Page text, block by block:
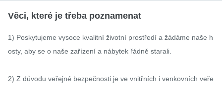
Věci, které je třeba poznamenat
1) Poskytujeme vysoce kvalitní životní prostředí a žádáme naše h
osty, aby se o naše zařízení a nábytek řádně starali.
2) Z důvodu veřejné bezpečnosti je ve vnitřních i venkovních veře